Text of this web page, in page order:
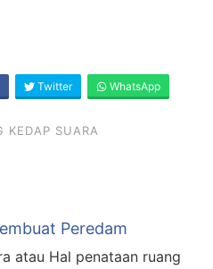
Twitter WhatsApp
KEDAP SUARA
Peredam
atau Hal penataan ruang